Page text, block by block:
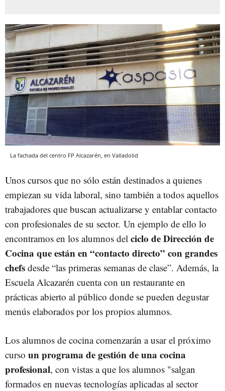
La fachada del centro FP Alcazarén, en Valladolid
Unos cursos que no sólo están destinados a quienes
empiezan su vida laboral, sino también a todos aquellos
trabajadores que buscan actualizarse y entablar contacto
con profesionales de su sector. Un ejemplo de ello lo
encontramos en los alumnos del ciclo de Dirección de
Cocina que están en “contacto directo” con grandes
chefs desde “las primeras semanas de clase”. Además, la
Escuela Alcazarén cuenta con un restaurante en
prácticas abierto al público donde se pueden degustar
menús elaborados por los propios alumnos.
Los alumnos de cocina comenzarán a usar el próximo
curso un programa de gestión de una cocina
profesional, con vistas a que los alumnos "salgan
formados en nuevas tecnologías aplicadas al sector